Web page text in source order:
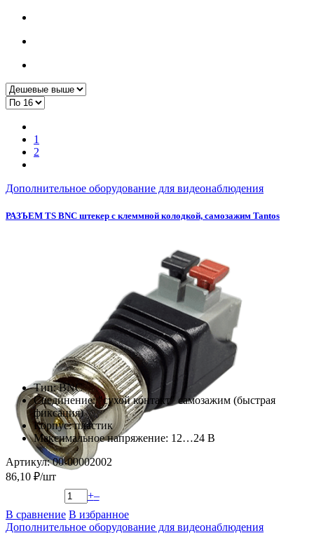
1
2
Дополнительное оборудование для видеонаблюдения
РАЗЪЕМ TS BNC штекер с клеммной колодкой, самозажим Tantos
Тип: BNC
Соединение: "сухой контакт" самозажим (быстрая
фиксация)
Корпус: пластик
Максимальное напряжение: 12…24 В
Артикул: 00-00002002
86,10 ₽/шт
+–
В сравнение В избранное
Дополнительное оборудование для видеонаблюдения